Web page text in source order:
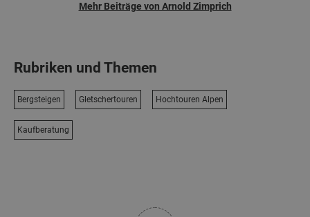
Mehr Beiträge von Arnold Zimprich
Rubriken und Themen
Bergsteigen Gletschertouren Hochtouren Alpen
Kaufberatung